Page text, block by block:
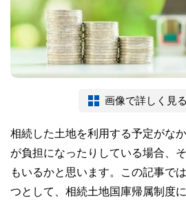
画像で詳しく見る
相続した土地を利用する予定がな
が負担になったりしている場合、
もいるかと思います。この記事で
つとして、相続土地国庫帰属制度